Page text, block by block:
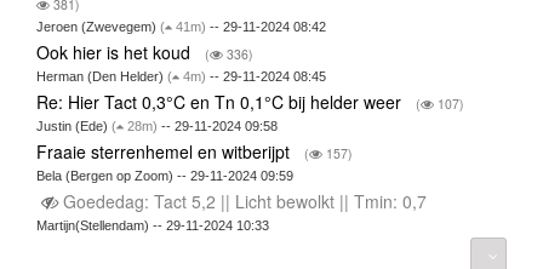
381)
Jeroen (Zwevegem) ( 41m) -- 29-11-2024 08:42
Ook hier is het koud ( 336)
Herman (Den Helder) ( 4m) -- 29-11-2024 08:45
Re: Hier Tact 0,3°C en Tn 0,1°C bij helder weer ( 107)
Justin (Ede) ( 28m) -- 29-11-2024 09:58
Fraaie sterrenhemel en witberijpt ( 157)
Bela (Bergen op Zoom) -- 29-11-2024 09:59
Goededag: Tact 5,2 || Licht bewolkt || Tmin: 0,7
Martijn(Stellendam) -- 29-11-2024 10:33